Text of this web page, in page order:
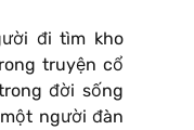
đi tìm kho
truyện cổ
đời sống
người đàn